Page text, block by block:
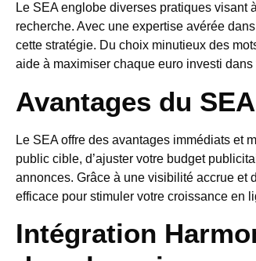
Le SEA englobe diverses pratiques visant
recherche. Avec une expertise avérée
cette stratégie. Du choix minutieux des
aide à maximiser chaque euro investi
Avantages du SEA
Le SEA offre des avantages immédiats et
public cible, d’ajuster votre budget
annonces. Grâce à une visibilité accrue et
efficace pour stimuler votre croissance en
Intégration